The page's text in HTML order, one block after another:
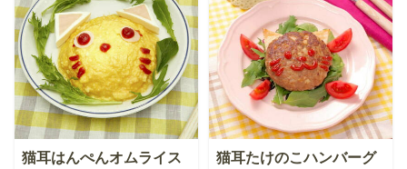
猫耳はんぺんオムライス 猫耳たけのこハンバーグ